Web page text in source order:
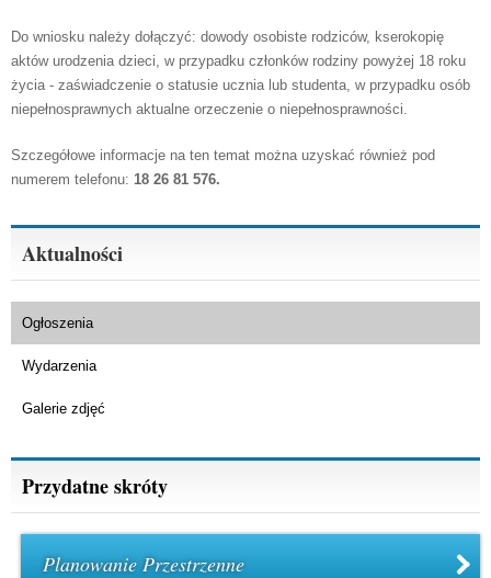
Do wniosku należy dołączyć: dowody osobiste rodziców, kserokopię
aktów urodzenia dzieci, w przypadku członków rodziny powyżej 18 roku
życia - zaświadczenie o statusie ucznia lub studenta, w przypadku osób
niepełnosprawnych aktualne orzeczenie o niepełnosprawności.
Szczegółowe informacje na ten temat można uzyskać również pod
numerem telefonu: 18 26 81 576.
Aktualności
Ogłoszenia
Wydarzenia
Galerie zdjęć
Przydatne skróty
Planowanie Przestrzenne